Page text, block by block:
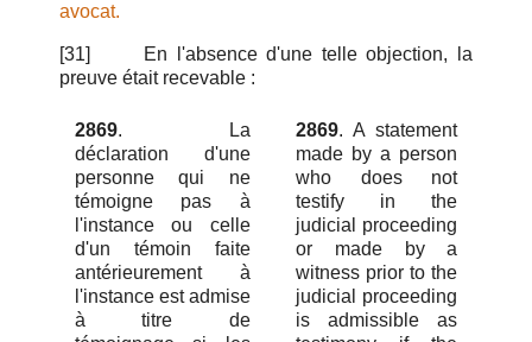
avocat.
[31]
En l'absence d'une telle objection, la
preuve était recevable :
2869. La
déclaration d'une
personne qui ne
témoigne pas à
l'instance ou celle
d'un témoin faite
antérieurement à
l'instance est admise
à titre de
2869. A statement
made by a person
who does not
testify in the
judicial proceeding
or made by a
witness prior to the
judicial proceeding
is admissible as